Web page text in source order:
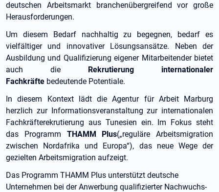
deutschen Arbeitsmarkt branchenübergreifend vor große
Herausforderungen.
Um diesem Bedarf nachhaltig zu begegnen, bedarf es
vielfältiger und innovativer Lösungsansätze. Neben der
Ausbildung und Qualifizierung eigener Mitarbeitender bietet
auch die Rekrutierung internationaler
Fachkräfte bedeutende Potentiale.
In diesem Kontext lädt die Agentur für Arbeit Marburg
herzlich zur Informationsveranstaltung zur internationalen
Fachkräfterekrutierung aus Tunesien ein. Im Fokus steht
das Programm THAMM Plus(„reguläre Arbeitsmigration
zwischen Nordafrika und Europa“), das neue Wege der
gezielten Arbeitsmigration aufzeigt.
Das Programm THAMM Plus unterstützt deutsche
Unternehmen bei der Anwerbung qualifizierter Nachwuchs-